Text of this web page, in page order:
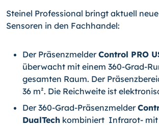
Steinel Professional bringt aktuell
Sensoren in den Fachhandel:
Der PräsenzmelderControl PRO
überwacht mit einem 360-Grad-
gesamten Raum. Der
36 m². Die Reichweite ist
Der 360-Grad-Präsenzmelder
DualTech kombiniert Infrarot- mit